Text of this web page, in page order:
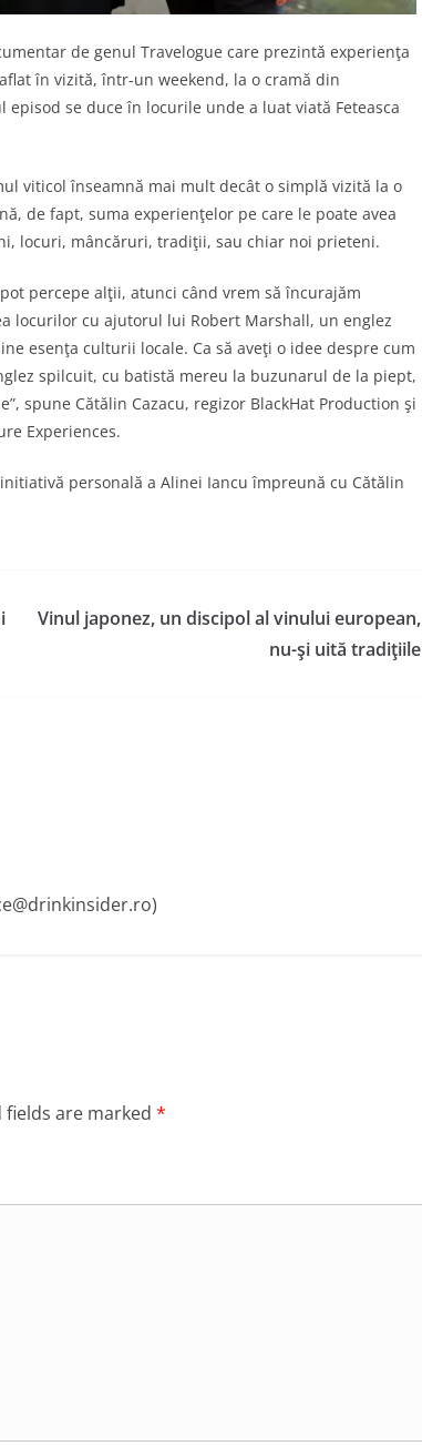
de genul Travelogue care prezintă experienţa
în vizită, într-un weekend, la o cramă din
se duce în locurile unde a luat viată Feteasca
viticol înseamnă mai mult decât o simplă vizită la o
de fapt, suma experienţelor pe care le poate avea
locuri, mâncăruri, tradiţii, sau chiar noi prieteni.
percepe alţii, atunci când vrem să încurajăm
locurilor cu ajutorul lui Robert Marshall, un englez
esenţa culturii locale. Ca să aveţi o idee despre cum
spilcuit, cu batistă mereu la buzunarul de la piept,
spune Cătălin Cazacu, regizor BlackHat Production şi
Experiences.
personală a Alinei Iancu împreună cu Cătălin
Vinul japonez, un discipol al vinului european,
nu-şi uită tradiţiile
fields are marked *